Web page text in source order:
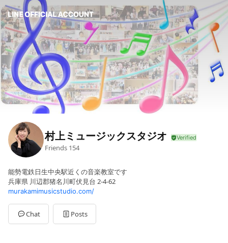
村上ミュージックスタジオ
Friends 154
能勢電鉄日生中央駅近くの音楽教室です
兵庫県 川辺郡猪名川町伏見台 2-4-62
murakamimusicstudio.com/
Chat Posts